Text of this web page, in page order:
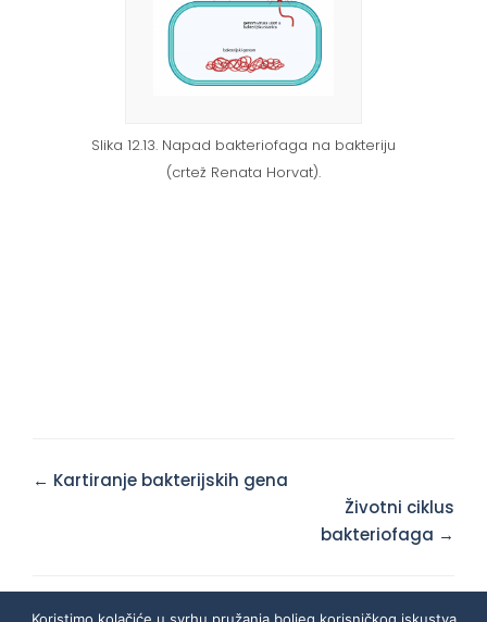
Slika 12.13. Napad bakteriofaga na bakteriju
(crtež Renata Horvat).
Doc
← Kartiranje bakterijskih gena
Životni ciklus
bakteriofaga →